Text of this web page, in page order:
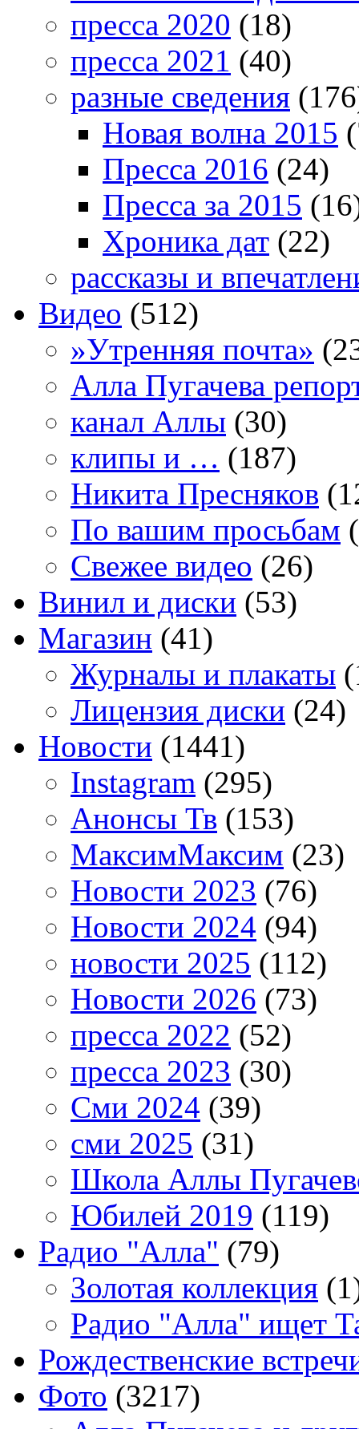
пресса 2020 (18)
пресса 2021 (40)
разные сведения
Новая волна 2015
Пресса 2016 (24)
Пресса за 2015
Хроника дат (22)
рассказы и
Видео (512)
»Утренняя почта»
Алла Пугачева
канал Аллы (30)
клипы и … (187)
Никита Пресняков
По вашим просьбам
Свежее видео (26)
Винил и диски (53)
Магазин (41)
Журналы и плакаты
Лицензия диски (24)
Новости (1441)
Instagram (295)
Анонсы Тв (153)
МаксимМаксим (23)
Новости 2023 (76)
Новости 2024 (94)
новости 2025 (112)
Новости 2026 (73)
пресса 2022 (52)
пресса 2023 (30)
Сми 2024 (39)
сми 2025 (31)
Школа Аллы
Юбилей 2019 (119)
Радио "Алла" (79)
Золотая коллекция
Радио "Алла" ищет
Рождественские
Фото (3217)